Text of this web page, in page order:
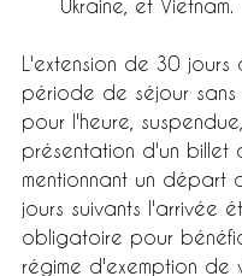
Ukraine, et Vietnam.
L'extension de 30 jours
période de séjour sans
pour l'heure,
présentation d'un billet
mentionnant un départ
jours suivants l'arrivée
obligatoire pour
régime d'exemption de